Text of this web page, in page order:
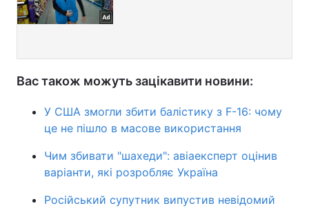
Вас також можуть зацікавити новини:
У США змогли збити балістику з F-16: чому
це не пішло в масове використання
Чим збивати "шахеди": авіаексперт оцінив
варіанти, які розробляє Україна
Російський супутник випустив невідомий